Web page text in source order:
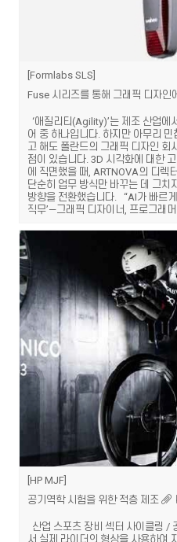
Formlabs SLS
‘애질리티(Agility)’는 제조 산업에
어 중 하나입니다. 하지만 아무리
고 해도 폴란드의 그래픽 디자인 회
점이 있습니다. 3D 시각화에 대한
에 직면했을 때, ARTNOVA의 디
단순히 업무 방식만 바꾸는 데 그치
방향을 전환했습니다. “AI가 빠르
직무’—그래픽 디자이너, 프로그래머
HP MJF
공기역학 시험을 위한 적층 제조
산업 스포츠 장비 섹터 사이클링 /
서 실제 라이더의 형상을 사용하여